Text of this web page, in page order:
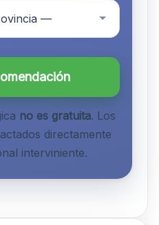
no es gratuita. Los
directamente
interviniente.